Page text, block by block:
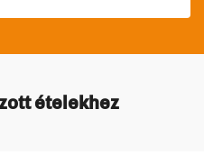
ételekhez